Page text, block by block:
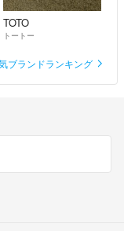
TOTO
トートー
ブランドランキング